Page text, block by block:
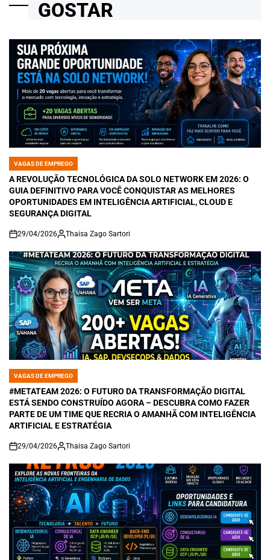
GOSTAR
POSTED
IN
VAGAS DE EMPREGO
A REVOLUÇÃO TECNOLÓGICA DA SOLO NETWORK EM 2026: O
GUIA DEFINITIVO PARA VOCÊ CONQUISTAR AS MELHORES
OPORTUNIDADES EM INTELIGÊNCIA ARTIFICIAL, CLOUD E
SEGURANÇA DIGITAL
on
29/04/2026 Thaisa Zago Sartori
POSTED
IN
VAGAS DE EMPREGO
#METATEAM 2026: O FUTURO DA TRANSFORMAÇÃO DIGITAL
ESTÁ SENDO CONSTRUÍDO AGORA – DESCUBRA COMO FAZER
PARTE DE UM TIME QUE RECRIA O AMANHÃ COM INTELIGÊNCIA
ARTIFICIAL E ESTRATÉGIA
on
29/04/2026 Thaisa Zago Sartori